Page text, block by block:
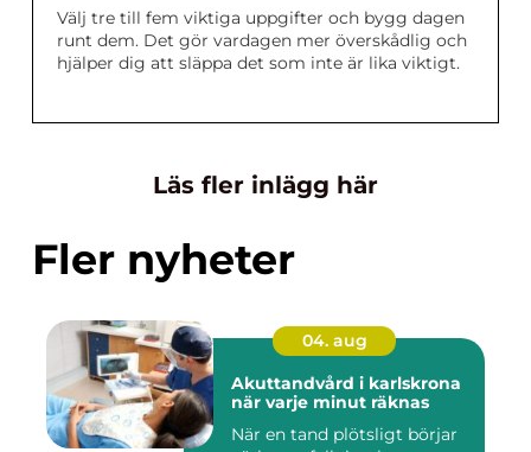
Välj tre till fem viktiga uppgifter och bygg dagen
runt dem. Det gör vardagen mer överskådlig och
hjälper dig att släppa det som inte är lika viktigt.
Läs fler inlägg här
Fler nyheter
04. aug
Akuttandvård i karlskrona
när varje minut räknas
När en tand plötsligt börjar